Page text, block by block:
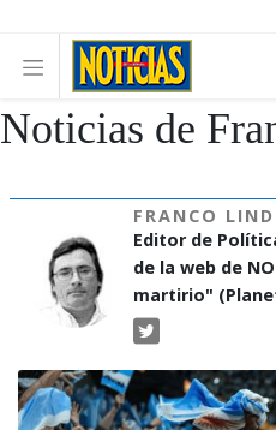
Noticias de
FRANCO
Editor de
de la web de
martirio"